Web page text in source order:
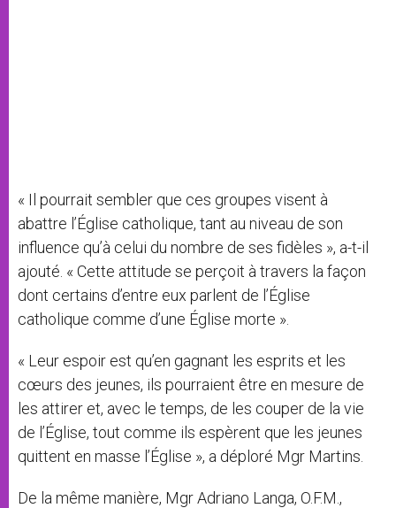
« Il pourrait sembler que ces groupes visent à
abattre l’Église catholique, tant au niveau de son
influence qu’à celui du nombre de ses fidèles », a-t-il
ajouté. « Cette attitude se perçoit à travers la façon
dont certains d’entre eux parlent de l’Église
catholique comme d’une Église morte ».
« Leur espoir est qu’en gagnant les esprits et les
cœurs des jeunes, ils pourraient être en mesure de
les attirer et, avec le temps, de les couper de la vie
de l’Église, tout comme ils espèrent que les jeunes
quittent en masse l’Église », a déploré Mgr Martins.
De la même manière, Mgr Adriano Langa, O.F.M.,